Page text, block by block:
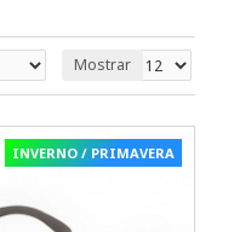
Mostrar
INVERNO / PRIMAVERA